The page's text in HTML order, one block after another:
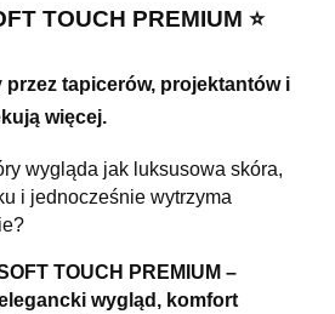
TOUCH PREMIUM ⭐️
przez tapicerów, projektantów i
więcej.
wygląda jak luksusowa skóra,
i jednocześnie wytrzyma
TOUCH PREMIUM –
wygląd, komfort